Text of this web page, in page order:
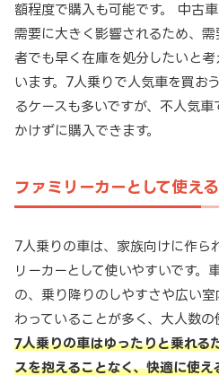
額程度で購入も可能です。 中古
需要に大きく影響されるため、
者でも早く在庫を処分したいと
います。7人乗りで人気車を買お
るケースも多いですが、不人気
かけずに購入できます。
ファミリーカーとして使える
7人乗りの車は、家族向けに作ら
リーカーとして使いやすいです。
の、乗り降りのしやすさや広い
わっていることが多く、大人数の
7人乗りの車はゆったりと乗れる
スを抱えることなく、快適に使